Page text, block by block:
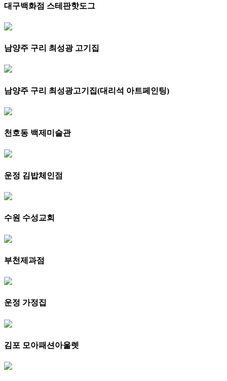
대구백화점 스테판핫도그
남양주 구리 최성광 고기집
남양주 구리 최성광고기집(대리석 아트페인팅)
천호동 백제미슬관
운정 김밥체인점
수원 수성교회
부천제과점
운정 가정집
김포 모아패션아울렛